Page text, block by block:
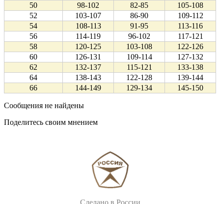
50
98-102 82-85
105-108
52
103-107 86-90
109-112
54
108-113 91-95
113-116
56
114-119 96-102
117-121
58
120-125 103-108
122-126
60
126-131 109-114
127-132
62
132-137 115-121
133-138
64
138-143 122-128
139-144
66
144-149 129-134 145-150
Сообщения не найдены
Поделитесь своим мнением
Сделано в России